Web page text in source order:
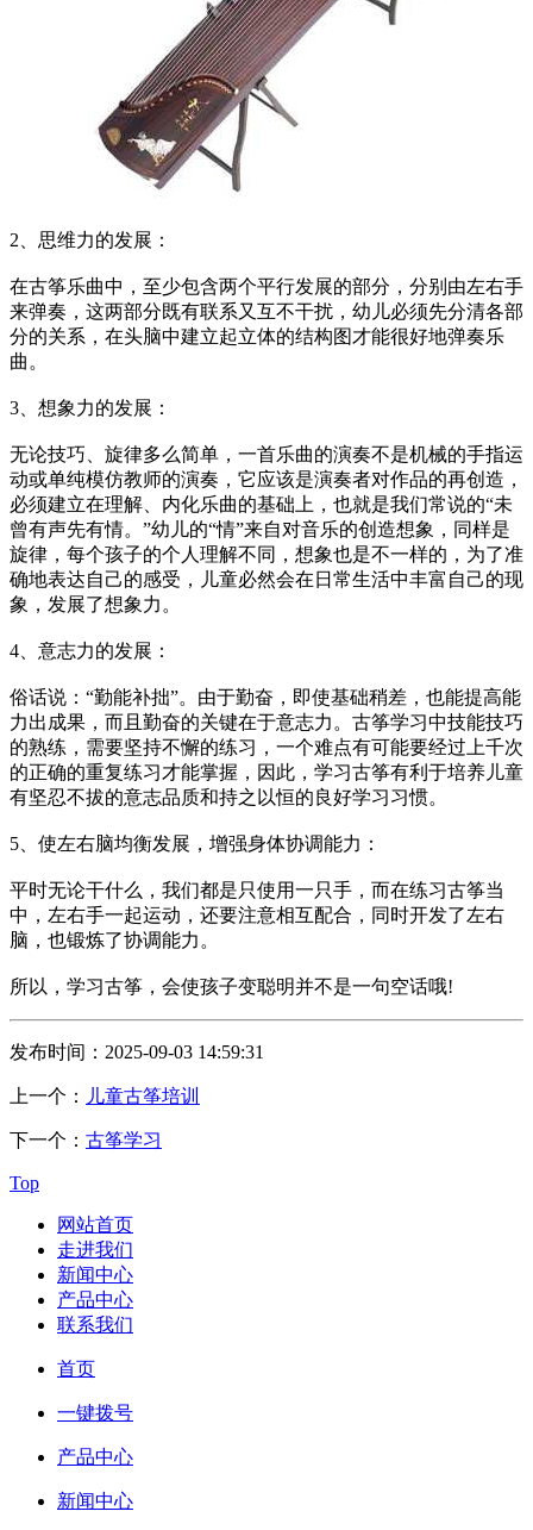
2、思维力的发展：
在古筝乐曲中，至少包含两个平行发展的部分，分别由左右手
来弹奏，这两部分既有联系又互不干扰，幼儿必须先分清各部
分的关系，在头脑中建立起立体的结构图才能很好地弹奏乐
曲。
3、想象力的发展：
无论技巧、旋律多么简单，一首乐曲的演奏不是机械的手指运
动或单纯模仿教师的演奏，它应该是演奏者对作品的再创造，
必须建立在理解、内化乐曲的基础上，也就是我们常说的“未
曾有声先有情。”幼儿的“情”来自对音乐的创造想象，同样是
旋律，每个孩子的个人理解不同，想象也是不一样的，为了准
确地表达自己的感受，儿童必然会在日常生活中丰富自己的现
象，发展了想象力。
4、意志力的发展：
俗话说：“勤能补拙”。由于勤奋，即使基础稍差，也能提高能
力出成果，而且勤奋的关键在于意志力。古筝学习中技能技巧
的熟练，需要坚持不懈的练习，一个难点有可能要经过上千次
的正确的重复练习才能掌握，因此，学习古筝有利于培养儿童
有坚忍不拔的意志品质和持之以恒的良好学习习惯。
5、使左右脑均衡发展，增强身体协调能力：
平时无论干什么，我们都是只使用一只手，而在练习古筝当
中，左右手一起运动，还要注意相互配合，同时开发了左右
脑，也锻炼了协调能力。
所以，学习古筝，会使孩子变聪明并不是一句空话哦!
发布时间：2025-09-03 14:59:31
上一个： 儿童古筝培训
下一个： 古筝学习
Top
网站首页
走进我们
新闻中心
产品中心
联系我们
首页
一键拨号
产品中心
新闻中心